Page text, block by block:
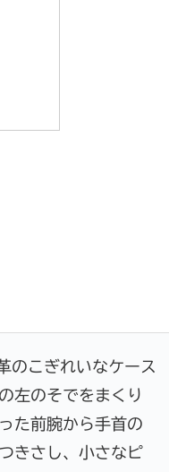
のこぎれいなケース
左のそでをまくり
た前腕から手首の
きさし、小さなピ